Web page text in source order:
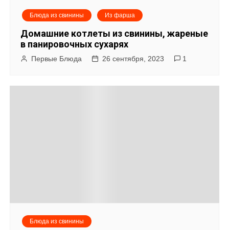
Блюда из свинины Из фарша
Домашние котлеты из свинины, жареные
в панировочных сухарях
Первые Блюда 26 сентября, 2023 1
Блюда из свинины